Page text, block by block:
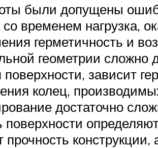
были допущены
временем нагрузка,
герметичность и
геометрии сложно
зависит
колец,
достаточно